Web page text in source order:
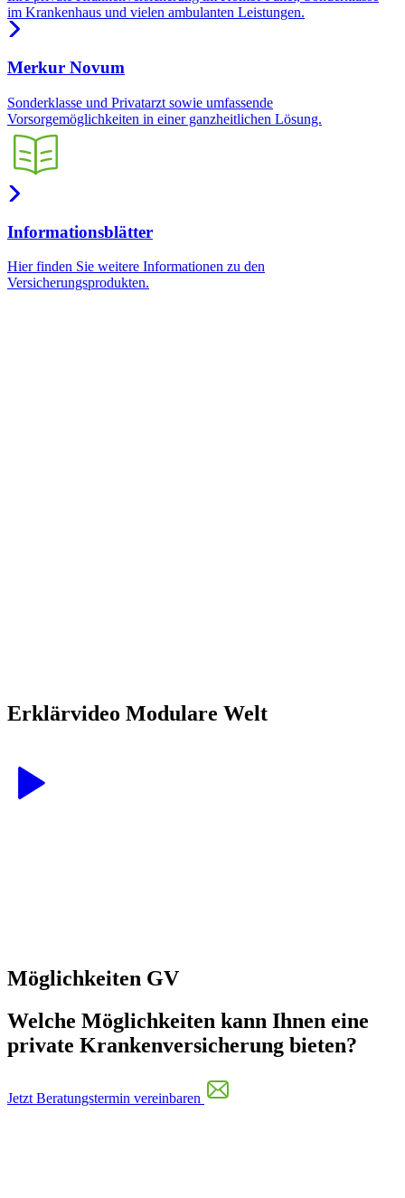
im Krankenhaus und vielen ambulanten Leistungen.
Merkur Novum
Sonderklasse und Privatarzt sowie umfassende
Vorsorgemöglichkeiten in einer ganzheitlichen Lösung.
Informationsblätter
Hier finden Sie weitere Informationen zu den
Versicherungsprodukten.
Erklärvideo Modulare Welt
Möglichkeiten GV
Welche Möglichkeiten kann Ihnen eine
private Krankenversicherung bieten?
Jetzt Beratungstermin vereinbaren